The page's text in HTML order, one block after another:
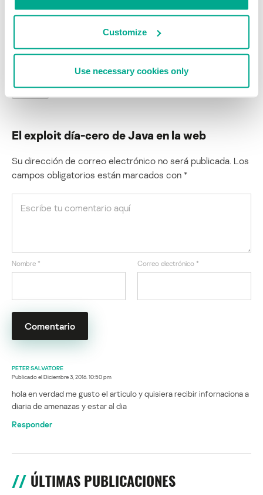
Customize
Use necessary cookies only
talentos en el área de la seguridad y está abriéndose, lo cual ya es
un comienzo. Aunque muy tardío.
FLAME
El exploit día-cero de Java en la web
Su dirección de correo electrónico no será publicada. Los
campos obligatorios están marcados con *
Nombre * Correo electrónico *
PETER SALVATORE
Publicado elDiciembre 3, 2016. 10:50 pm
hola en verdad me gusto el articulo y quisiera recibir infornaciona a
diaria de amenazas y estar al dia
Responder
ÚLTIMAS PUBLICACIONES